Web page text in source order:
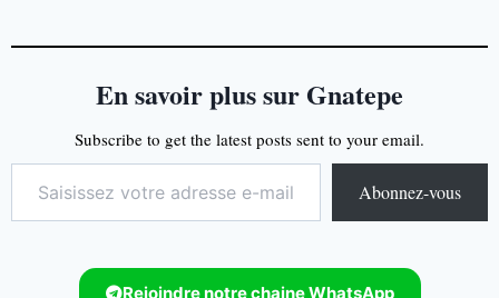
En savoir plus sur Gnatepe
Subscribe to get the latest posts sent to your email.
Abonnez-vous
Rejoindre notre chaine WhatsApp